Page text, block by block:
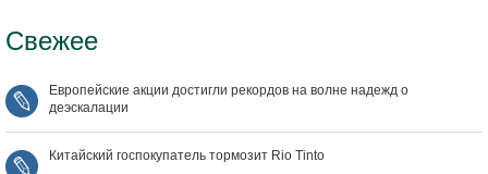
Свежее
Европейские акции достигли рекордов на волне надежд о
деэскалации
Китайский госпокупатель тормозит Rio Tinto